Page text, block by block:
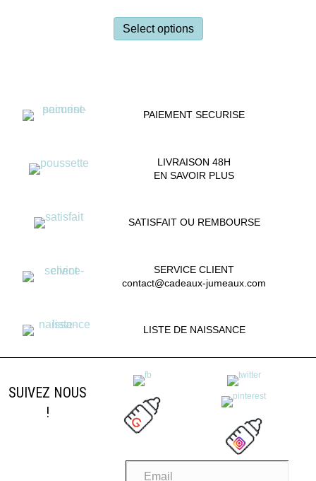
Select options
PAIEMENT SECURISE
LIVRAISON 48H
EN SAVOIR PLUS
SATISFAIT OU REMBOURSE
SERVICE CLIENT
contact@cadeaux-jumeaux.com
LISTE DE NAISSANCE
SUIVEZ NOUS
!